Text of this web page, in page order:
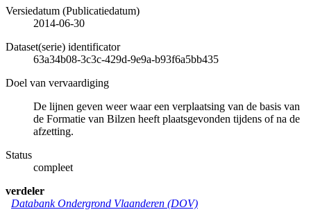
Versiedatum (Publicatiedatum)
2014-06-30
Dataset(serie) identificator
63a34b08-3c3c-429d-9e9a-b93f6a5bb435
Doel van vervaardiging
De lijnen geven weer waar een verplaatsing van de basis van
de Formatie van Bilzen heeft plaatsgevonden tijdens of na de
afzetting.
Status
compleet
verdeler
Databank Ondergrond Vlaanderen (DOV)